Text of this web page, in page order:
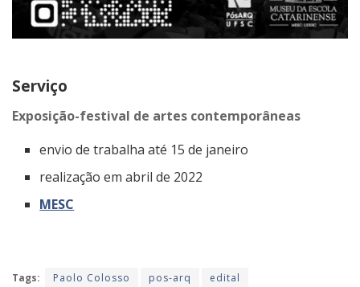
Serviço
Exposição-festival de artes contemporâneas
envio de trabalha até 15 de janeiro
realização em abril de 2022
MESC
Tags: Paolo Colosso pos-arq
edital